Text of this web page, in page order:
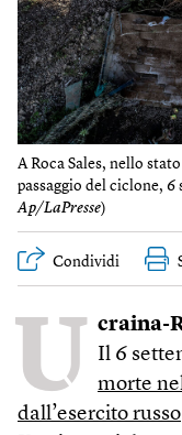
A Roca Sales, nello
passaggio del ciclone, 6
Ap/LaPresse)
Condividi
U craina-
Il 6
morte
dall’esercito russo